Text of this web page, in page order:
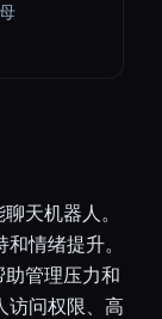
天机器人。
情绪提升。
管理压力和
访问权限、高